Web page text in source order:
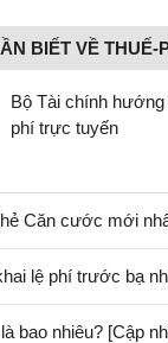
BIẾT VỀ THUẾ-
Bộ Tài chính
phí trực tuyến
Căn cước mới
lệ phí trước bạ
bao nhiêu? [Cập